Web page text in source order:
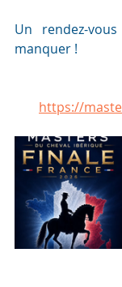
Un rendez-
manquer !
https://